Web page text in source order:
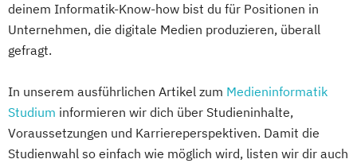
deinem Informatik-Know-how bist du für Positionen in
Unternehmen, die digitale Medien produzieren, überall
gefragt.
In unserem ausführlichen Artikel zum Medieninformatik
Studium informieren wir dich über Studieninhalte,
Voraussetzungen und Karriereperspektiven. Damit die
Studienwahl so einfach wie möglich wird, listen wir dir auch